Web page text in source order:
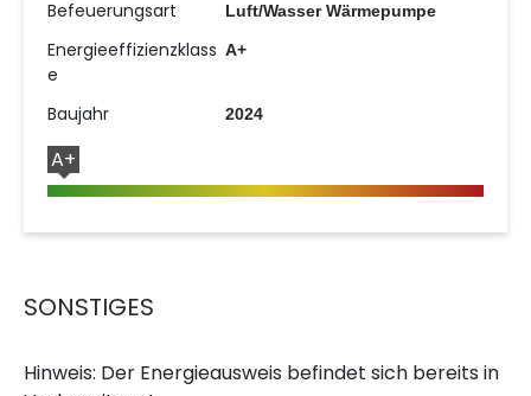
Befeuerungsart Luft/Wasser Wärmepumpe
Energieeffizienzklass
e
A+
Baujahr 2024
A+
SONSTIGES
Hinweis: Der Energieausweis befindet sich bereits in